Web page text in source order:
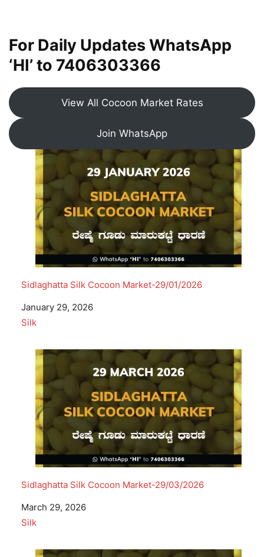
For Daily Updates WhatsApp
‘HI’ to 7406303366
View All Cocoon Market Rates
Join WhatsApp
Sidlaghatta Silk Cocoon Market-29/01/2026
Date
January 29, 2026
In relation to
Silk
Sidlaghatta Silk Cocoon Market-29/03/2026
Date
March 29, 2026
In relation to
Silk